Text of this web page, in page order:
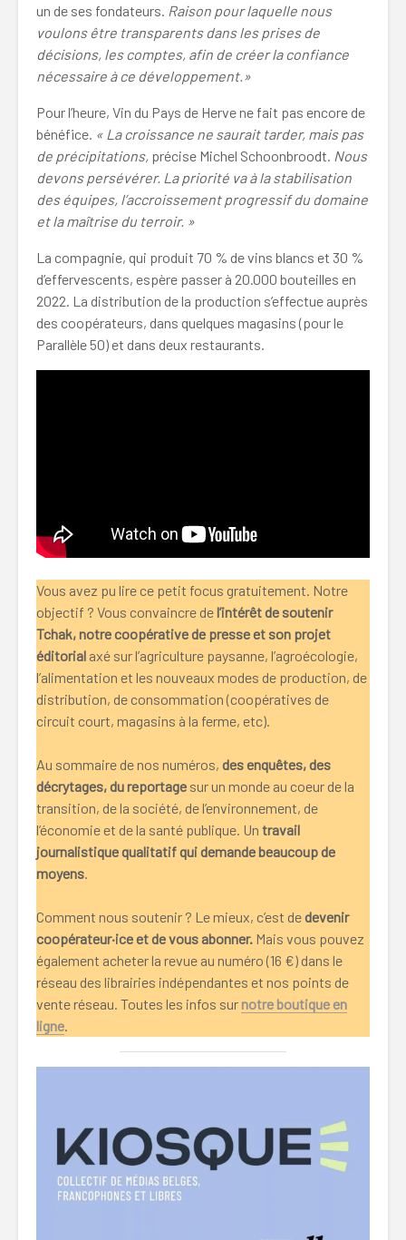
un de ses fondateurs. Raison pour laquelle nous
voulons être transparents dans les prises de
décisions, les comptes, afin de créer la confiance
nécessaire à ce développement.»
Pour l’heure, Vin du Pays de Herve ne fait pas encore de
bénéfice. « La croissance ne saurait tarder, mais pas
de précipitations, précise Michel Schoonbroodt. Nous
devons persévérer. La priorité va à la stabilisation
des équipes, l’accroissement progressif du domaine
et la maîtrise du terroir. »
La compagnie, qui produit 70 % de vins blancs et 30 %
d’effervescents, espère passer à 20.000 bouteilles en
2022. La distribution de la production s’effectue auprès
des coopérateurs, dans quelques magasins (pour le
Parallèle 50) et dans deux restaurants.
Vous avez pu lire ce petit focus gratuitement. Notre
objectif ? Vous convaincre del’intérêt de soutenir
Tchak, notre coopérative de presse et son projet
éditorial axé sur l’agriculture paysanne, l’agroécologie,
l’alimentation et les nouveaux modes de production, de
distribution, de consommation (coopératives de
circuit court, magasins à la ferme, etc).
Au sommaire de nos numéros, des enquêtes, des
décrytages, du reportage sur un monde au coeur de la
transition, de la société, de l’environnement, de
l’économie et de la santé publique. Un travail
journalistique qualitatif qui demande beaucoup de
moyens
Comment nous soutenir ? Le mieux, c’est dedevenir
coopérateur·ice et de vous abonner. Mais vous pouvez
également acheter la revue au numéro (16 €) dans le
réseau des librairies indépendantes et nos points de
vente réseau. Toutes les infos sur notre boutique en
ligne